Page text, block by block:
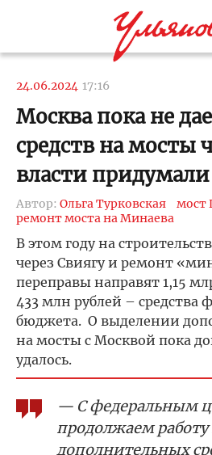
24.06.2024 17:16
Москва пока не
средств на мосты
власти
Автор: Ольга Турковская
мост
ремонт моста на Минаева
В этом году на
через Свиягу и ремонт
переправы направят 1,15
433 млн рублей – средства
бюджета. О выделении
на мосты с Москвой пока
удалось.
— С федеральным
продолжаем
дополнительных